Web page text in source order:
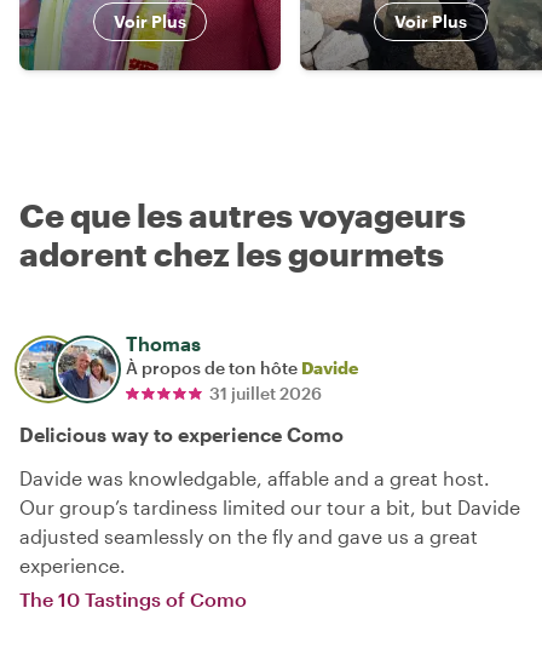
Voir Plus Voir Plus
Ce que les autres voyageurs
adorent chez les gourmets
Thomas
À propos de ton hôte Davide
31 juillet 2026
Delicious way to experience Como
Davide was knowledgable, affable and a great host.
Our group’s tardiness limited our tour a bit, but Davide
adjusted seamlessly on the fly and gave us a great
experience.
The 10 Tastings of Como